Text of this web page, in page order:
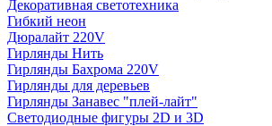
Декоративная светотехника
Гибкий неон
Дюралайт 220V
Гирлянды Нить
Гирлянды Бахрома 220V
Гирлянды для деревьев
Гирлянды Занавес "плей-лайт"
Светодиодные фигуры 2D и 3D